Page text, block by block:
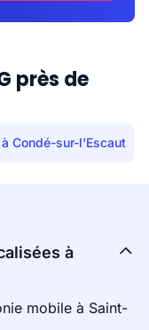
près de
à Condé-sur-l'Escaut
à
mobile à Saint-